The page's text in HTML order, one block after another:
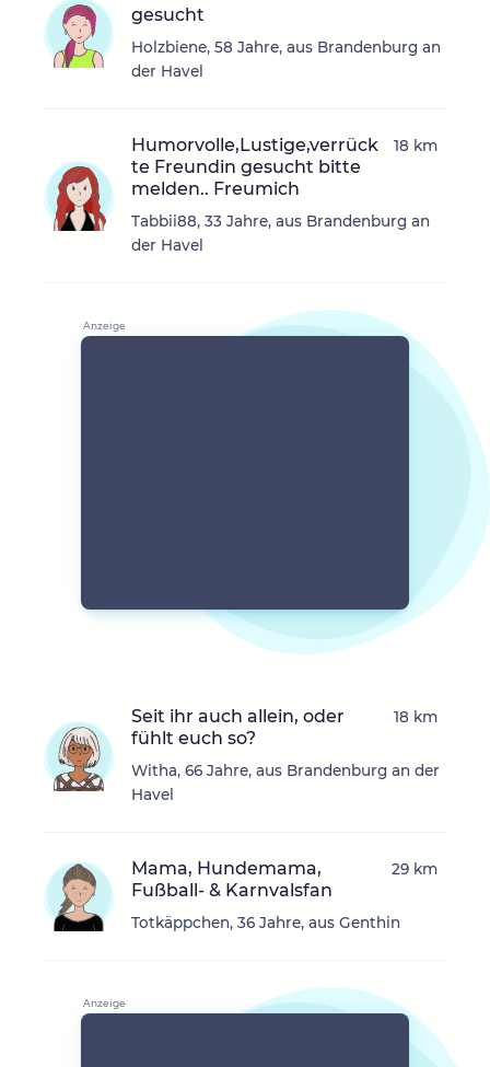
gesucht
Holzbiene, 58 Jahre, aus Brandenburg an
der Havel
Humorvolle,Lustige,verrück
te Freundin gesucht bitte
melden.. Freumich
Tabbii88, 33 Jahre, aus Brandenburg an
der Havel
18 km
Seit ihr auch allein, oder
fühlt euch so?
Witha, 66 Jahre, aus Brandenburg an der
Havel
18 km
Mama, Hundemama,
Fußball- & Karnvalsfan
Totkäppchen, 36 Jahre, aus Genthin
29 km